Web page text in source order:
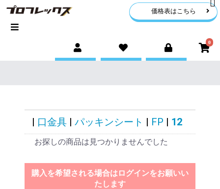
価格表はこちら
0
| 口金具 | パッキンシート | FP | 12
お探しの商品は見つかりませんでした
購入を希望される場合はログインをお願いい
たします